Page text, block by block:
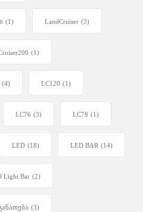
(1) LandCruiser (3)
(1)
(4) LC120 (1)
LC76 (3) LC78 (1)
LED (18) LED BAR (14)
Light Bar (2)
(3)